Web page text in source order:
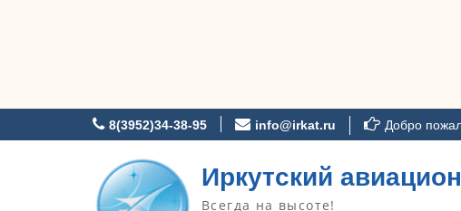
к
8(3952)34-38-95 info@irkat.ru Добро
Иркутский
Всегда на высоте!